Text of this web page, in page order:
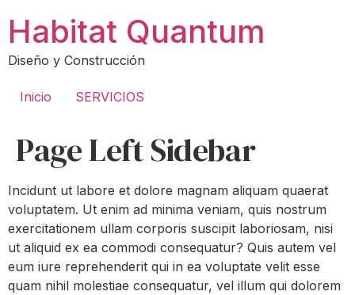
contenido
Habitat Quantum
Diseño y Construcción
Inicio SERVICIOS
Page Left Sidebar
Incidunt ut labore et dolore magnam aliquam quaerat
voluptatem. Ut enim ad minima veniam, quis nostrum
exercitationem ullam corporis suscipit laboriosam, nisi
ut aliquid ex ea commodi consequatur? Quis autem vel
eum iure reprehenderit qui in ea voluptate velit esse
quam nihil molestiae consequatur, vel illum qui dolorem